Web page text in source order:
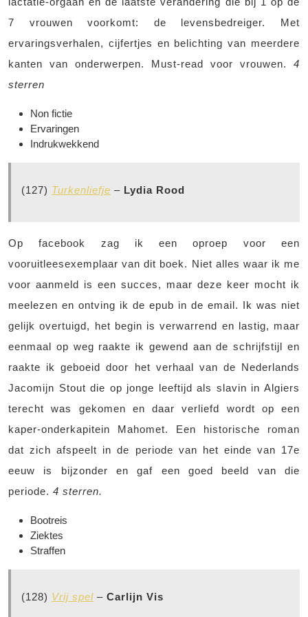
7 vrouwen voorkomt: de levensbedreiger. Met
ervaringsverhalen, cijfertjes en belichting van meerdere
kanten van onderwerpen. Must-read voor vrouwen. 4
sterren
Non fictie
Ervaringen
Indrukwekkend
(127) Turkenliefje – Lydia Rood
Op facebook zag ik een oproep voor een
vooruitleesexemplaar van dit boek. Niet alles waar ik me
voor aanmeld is een succes, maar deze keer mocht ik
meelezen en ontving ik de epub in de email. Ik was niet
gelijk overtuigd, het begin is verwarrend en lastig, maar
eenmaal op weg raakte ik gewend aan de schrijfstijl en
raakte ik geboeid door het verhaal van de Nederlands
Jacomijn Stout die op jonge leeftijd als slavin in Algiers
terecht was gekomen en daar verliefd wordt op een
kaper-onderkapitein Mahomet. Een historische roman
dat zich afspeelt in de periode van het einde van 17e
eeuw is bijzonder en gaf een goed beeld van die
periode. 4 sterren.
Bootreis
Ziektes
Straffen
(128) Vrij spel – Carlijn Vis